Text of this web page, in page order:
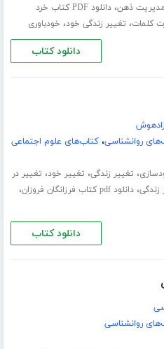
مدیریت ذهن،
دانلود PDF کتاب خرد
کلمات، تغییر زندگی خود، خودباوری
دانلود کتاب
روانشناسی،کتاب‌های علوم اجتماعی
، تغییر زندگی، تغییر خود، تغییر در
زندگی،دانلود pdf کتاب فرزانگان فروزان ،
دانلود کتاب
روانشناسی